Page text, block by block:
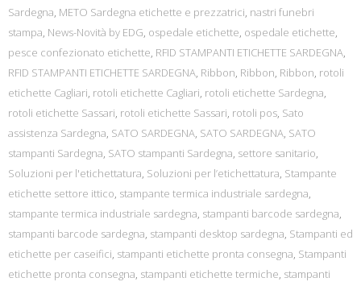
Sardegna, METO Sardegna etichette e prezzatrici, nastri funebri
stampa, News-Novità by EDG, ospedale etichette, ospedale etichette,
pesce confezionato etichette, RFID STAMPANTI ETICHETTE SARDEGNA,
RFID STAMPANTI ETICHETTE SARDEGNA, Ribbon, Ribbon, Ribbon, rotoli
etichette Cagliari, rotoli etichette Cagliari, rotoli etichette Sardegna,
rotoli etichette Sassari, rotoli etichette Sassari, rotoli pos, Sato
assistenza Sardegna, SATO SARDEGNA, SATO SARDEGNA, SATO
stampanti Sardegna, SATO stampanti Sardegna, settore sanitario,
Soluzioni per l'etichettatura, Soluzioni per l’etichettatura, Stampante
etichette settore ittico, stampante termica industriale sardegna,
stampante termica industriale sardegna, stampanti barcode sardegna,
stampanti barcode sardegna, stampanti desktop sardegna, Stampanti ed
etichette per caseifici, stampanti etichette pronta consegna, Stampanti
etichette pronta consegna, stampanti etichette termiche, stampanti